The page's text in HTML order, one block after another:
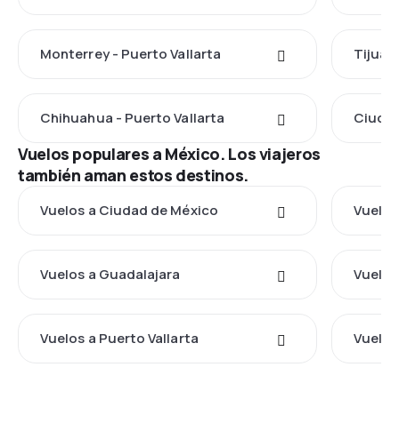
Monterrey - Puerto Vallarta
Chihuahua - Puerto Vallarta
Vuelos populares a México. Los viajeros
también aman estos destinos.
Vuelos a Ciudad de México
Vuelos a Guadalajara
Vuelos a Puerto Vallarta